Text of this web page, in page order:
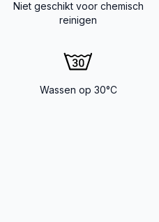
Niet geschikt voor chemisch
reinigen
Wassen op 30°C